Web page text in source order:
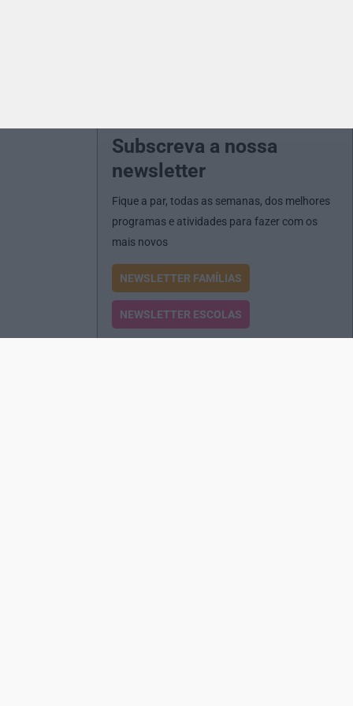
Subscreva a nossa
newsletter
Fique a par, todas as semanas, dos melhores
programas e atividades para fazer com os
mais novos
NEWSLETTER FAMÍLIAS
NEWSLETTER ESCOLAS